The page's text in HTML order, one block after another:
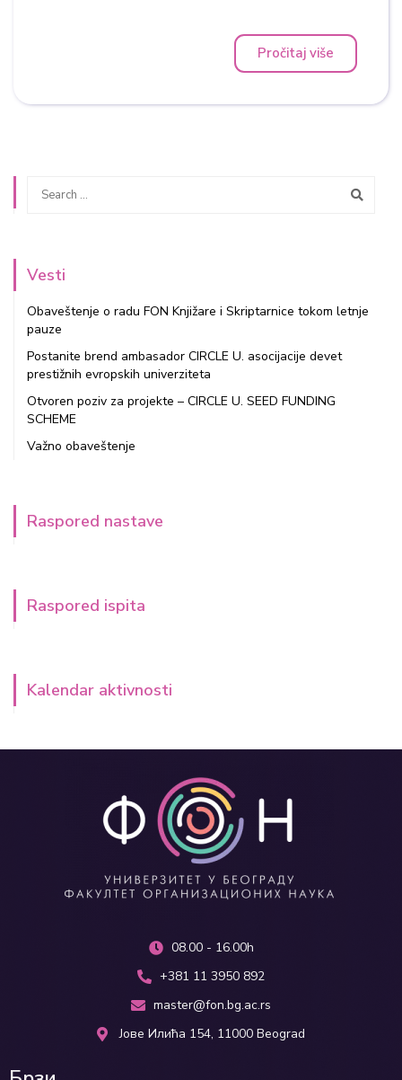
Pročitaj više
Vesti
Obaveštenje o radu FON Knjižare i Skriptarnice tokom letnje
pauze
Postanite brend ambasador CIRCLE U. asocijacije devet
prestižnih evropskih univerziteta
Otvoren poziv za projekte – CIRCLE U. SEED FUNDING
SCHEME
Važno obaveštenje
Raspored nastave
Raspored ispita
Kalendar aktivnosti
08.00 - 16.00h
+381 11 3950 892
master@fon.bg.ac.rs
Јове Илића 154, 11000 Beograd